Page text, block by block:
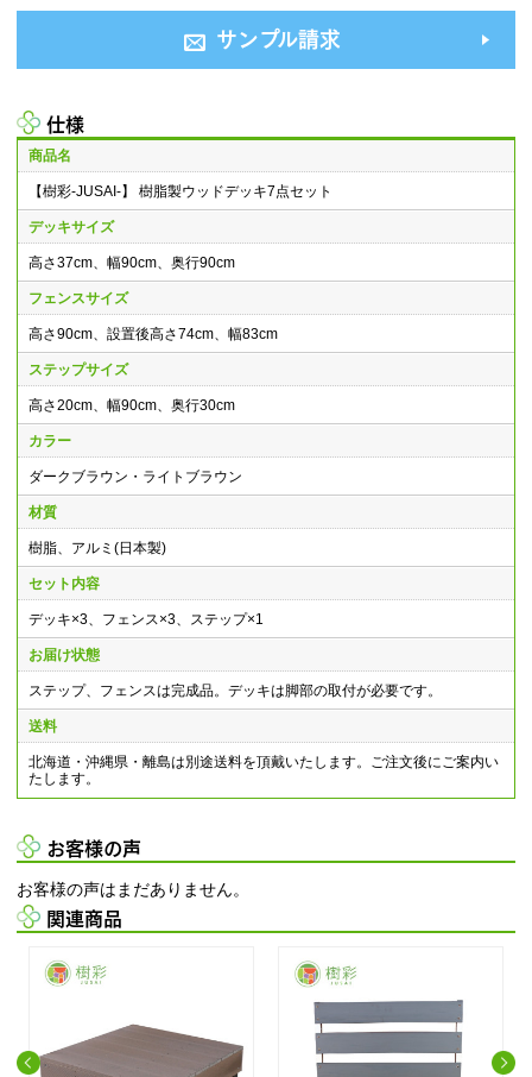
サンプル請求
仕様
商品名
【樹彩-JUSAI-】 樹脂製ウッドデッキ7点セット
デッキサイズ
高さ37cm、幅90cm、奥行90cm
フェンスサイズ
高さ90cm、設置後高さ74cm、幅83cm
ステップサイズ
高さ20cm、幅90cm、奥行30cm
カラー
ダークブラウン・ライトブラウン
材質
樹脂、アルミ(日本製)
セット内容
デッキ×3、フェンス×3、ステップ×1
お届け状態
ステップ、フェンスは完成品。デッキは脚部の取付が必要です。
送料
北海道・沖縄県・離島は別途送料を頂戴いたします。ご注文後にご案内い
たします。
お客様の声
お客様の声はまだありません。
関連商品